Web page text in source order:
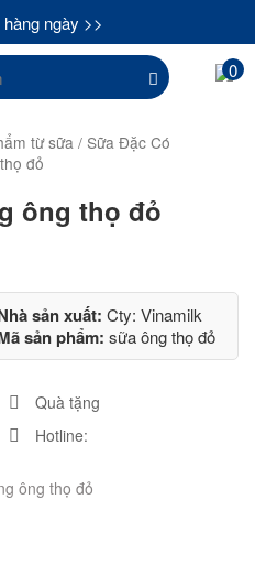
ngày >>
0
từ sữa / Sữa Đặc Có
đỏ
ông thọ đỏ
sản xuất: Cty: Vinamilk
sản phẩm: sữa ông thọ đỏ
Quà tặng
Hotline:
ông thọ đỏ